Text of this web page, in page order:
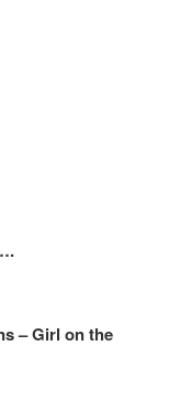
– Girl on the